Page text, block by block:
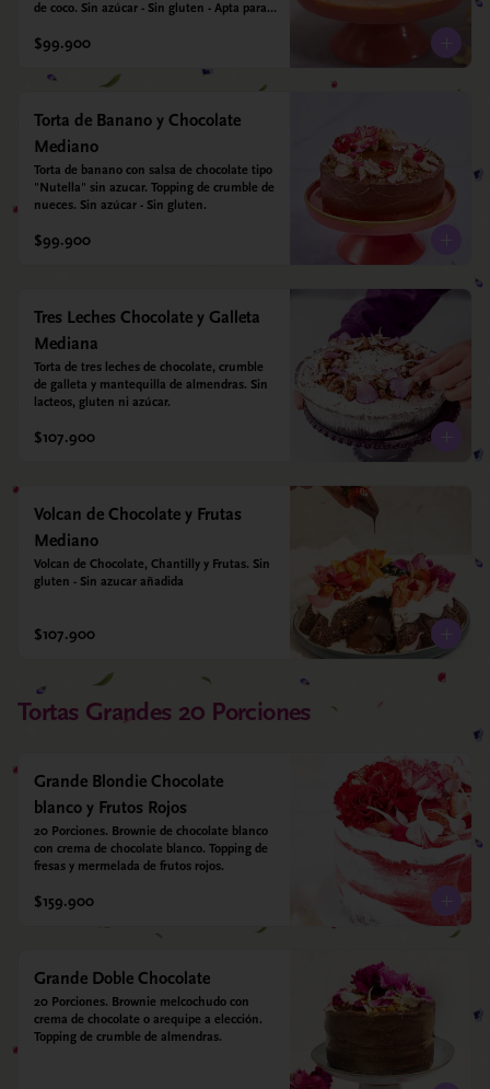
de coco. Sin azúcar - Sin gluten - Apta para
y almendras. Endulzada con estevia.
$99.900
Torta de Banano y Chocolate
Mediano
Torta de banano con salsa de chocolate tipo
"Nutella" sin azucar. Topping de crumble de
nueces. Sin azúcar - Sin gluten.
$99.900
Tres Leches Chocolate y Galleta
Mediana
Torta de tres leches de chocolate, crumble
de galleta y mantequilla de almendras. Sin
lacteos, gluten ni azúcar.
$107.900
Volcan de Chocolate y Frutas
Mediano
Volcan de Chocolate, Chantilly y Frutas. Sin
gluten - Sin azucar añadida
$107.900
Tortas Grandes 20 Porciones
Grande Blondie Chocolate
blanco y Frutos Rojos
20 Porciones. Brownie de chocolate blanco
con crema de chocolate blanco. Topping de
fresas y mermelada de frutos rojos.
$159.900
Grande Doble Chocolate
20 Porciones. Brownie melcochudo con
crema de chocolate o arequipe a elección.
Topping de crumble de almendras.